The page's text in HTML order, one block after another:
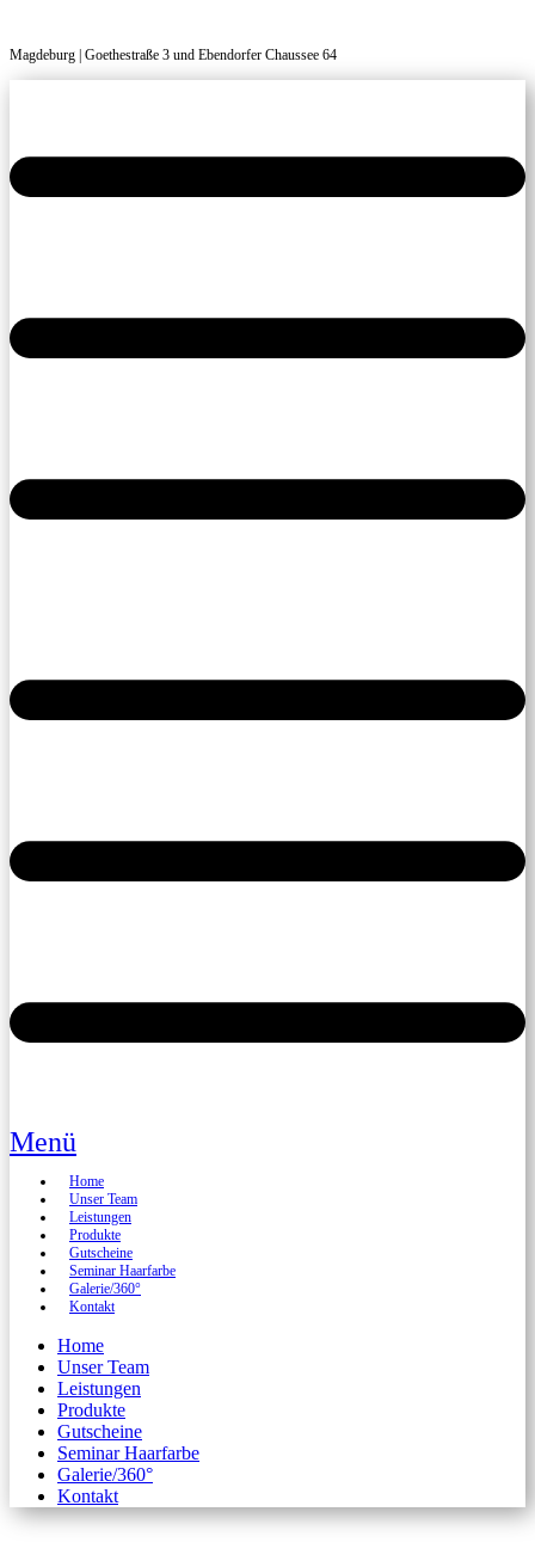
Magdeburg | Goethestraße 3 und Ebendorfer Chaussee 64
Menü
Home
Unser Team
Leistungen
Produkte
Gutscheine
Seminar Haarfarbe
Galerie/360°
Kontakt
Home
Unser Team
Leistungen
Produkte
Gutscheine
Seminar Haarfarbe
Galerie/360°
Kontakt